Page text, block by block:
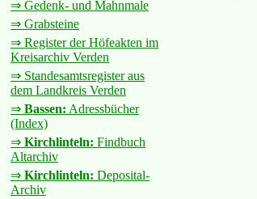
⇒ Gedenk- und Mahnmale
⇒ Grabsteine
⇒ Register der Höfeakten im
Kreisarchiv Verden
⇒ Standesamtsregister aus
dem Landkreis Verden
⇒ Bassen: Adressbücher
(Index)
⇒ Kirchlinteln: Findbuch
Altarchiv
⇒ Kirchlinteln: Deposital-
Archiv